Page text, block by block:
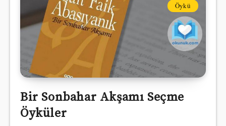
Öykü
Bir Sonbahar Akşamı Seçme
Öyküler